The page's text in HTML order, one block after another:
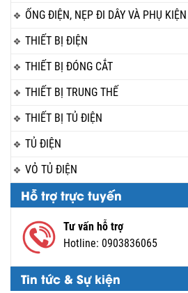
ỐNG ĐIỆN, NẸP ĐI DÂY VÀ PHỤ KIỆN
THIẾT BỊ ĐIỆN
THIẾT BỊ ĐÓNG CẮT
THIẾT BỊ TRUNG THẾ
THIẾT BỊ TỦ ĐIỆN
TỦ ĐIỆN
VỎ TỦ ĐIỆN
Hỗ trợ trực tuyến
Tư vấn hỗ trợ
Hotline: 0903836065
Tin tức & Sự kiện